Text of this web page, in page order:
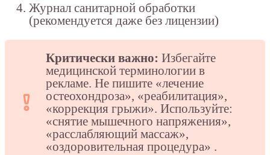
Журнал санитарной обработки
(рекомендуется даже без лицензии)
Критически важно: Избегайте
медицинской терминологии в
рекламе. Не пишите «лечение
остеохондроза», «реабилитация»,
«коррекция грыжи». Используйте:
«снятие мышечного напряжения»,
«расслабляющий массаж»,
«оздоровительная процедура» .